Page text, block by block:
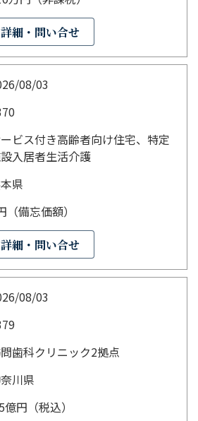
詳細・問い合せ
08/03
ビス付き高齢者向け住宅、特定
入居者生活介護
県
（備忘価額）
詳細・問い合せ
08/03
歯科クリニック2拠点
川県
億円（税込）